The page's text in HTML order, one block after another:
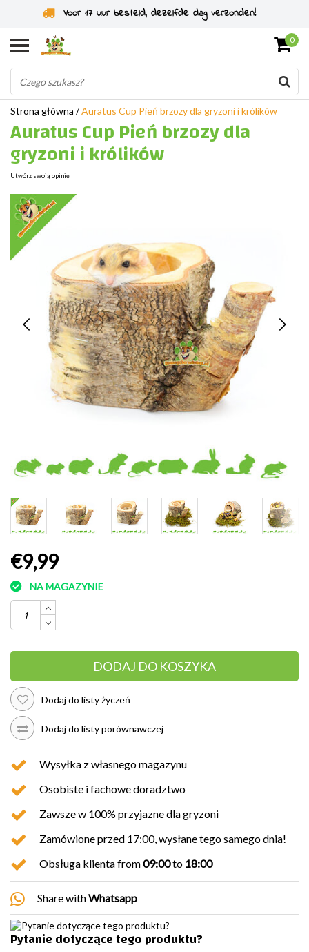
Specjaliści od gryzoni od 2011 roku
0
Strona główna /Auratus Cup Pień brzozy dla gryzoni i królików
Auratus Cup Pień brzozy dla
gryzoni i królików
Utwórz swoją opinię
€9,99
NA MAGAZYNIE
DODAJ DO KOSZYKA
Dodaj do listy życzeń
Dodaj do listy porównawczej
Wysyłka z własnego magazynu
Osobiste i fachowe doradztwo
Zawsze w 100% przyjazne dla gryzoni
Zamówione przed 17:00, wysłane tego samego dnia!
Obsługa klienta from09:00to 18:00
Share withWhatsapp
Pytanie dotyczące tego produktu?